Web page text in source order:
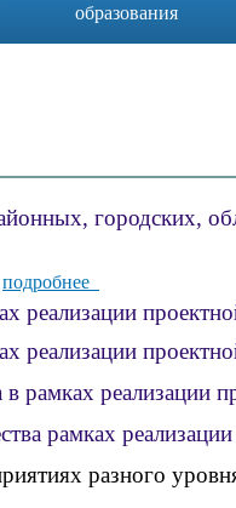
образования
городских,
подробнее
реализации
реализации
в рамках
рамках
разного